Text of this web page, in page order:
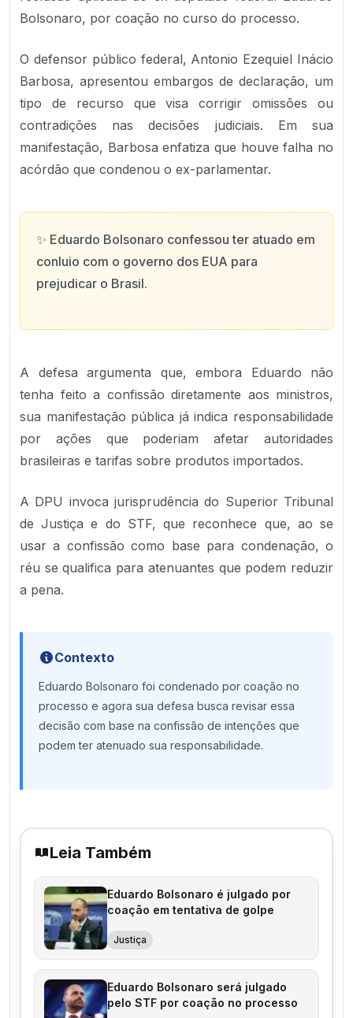
Bolsonaro, por coação no curso do processo.
O defensor público federal, Antonio Ezequiel Inácio
Barbosa, apresentou embargos de declaração, um
tipo de recurso que visa corrigir omissões ou
contradições nas decisões judiciais. Em sua
manifestação, Barbosa enfatiza que houve falha no
acórdão que condenou o ex-parlamentar.
✨ Eduardo Bolsonaro confessou ter atuado em
conluio com o governo dos EUA para
prejudicar o Brasil.
A defesa argumenta que, embora Eduardo não
tenha feito a confissão diretamente aos ministros,
sua manifestação pública já indica responsabilidade
por ações que poderiam afetar autoridades
brasileiras e tarifas sobre produtos importados.
A DPU invoca jurisprudência do Superior Tribunal
de Justiça e do STF, que reconhece que, ao se
usar a confissão como base para condenação, o
réu se qualifica para atenuantes que podem reduzir
a pena.
Contexto
Eduardo Bolsonaro foi condenado por coação no
processo e agora sua defesa busca revisar essa
decisão com base na confissão de intenções que
podem ter atenuado sua responsabilidade.
Leia Também
Eduardo Bolsonaro é julgado por
coação em tentativa de golpe
Justiça
Eduardo Bolsonaro será julgado
pelo STF por coação no processo